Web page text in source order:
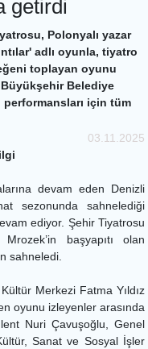
getirdi
Polonyalı yazar
adlı oyunla, tiyatro
toplayan oyunu
Belediye
için tüm
03.11.2025
devam eden Denizli
sezonunda sahnelediği
ediyor. Şehir Tiyatrosu
başyapıtı olan
sahneledi.
Merkezi Fatma Yıldız
oyunu izleyenler arasında
Nuri Çavuşoğlu, Genel
Sanat ve Sosyal İşler